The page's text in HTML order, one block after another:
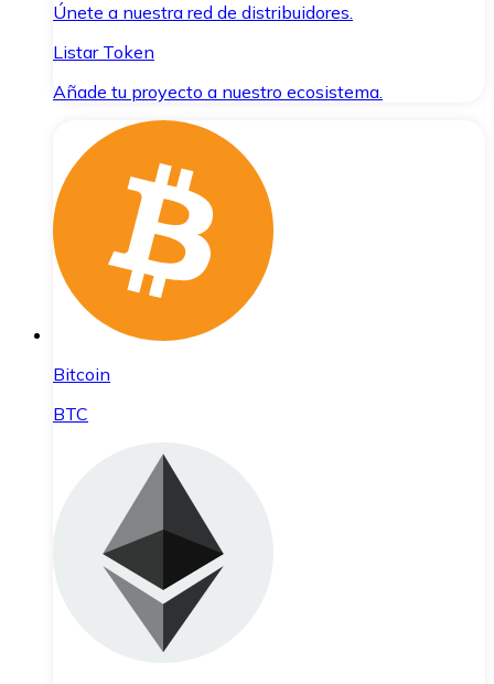
Únete a nuestra red de distribuidores.
Listar Token
Añade tu proyecto a nuestro ecosistema.
Bitcoin
BTC